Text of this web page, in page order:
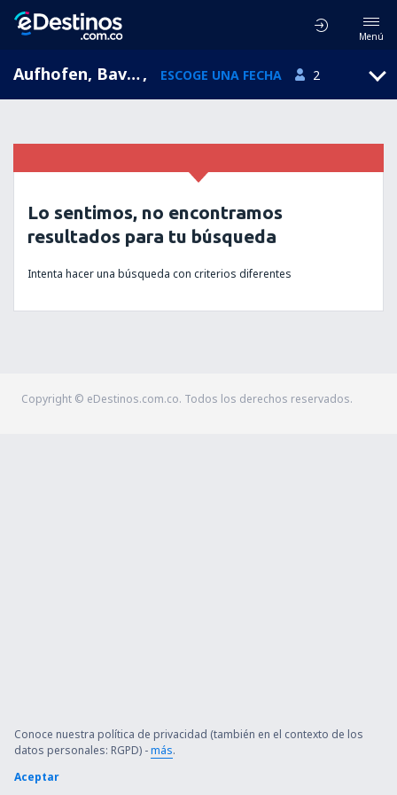
Menú
Aufhofen, Baviera, Alemania, ESCOGE UNA FECHA 2
Lo sentimos, no encontramos
resultados para tu búsqueda
Intenta hacer una búsqueda con criterios diferentes
Copyright © eDestinos.com.co. Todos los derechos reservados.
Conoce nuestra política de privacidad (también en el contexto de los
datos personales: RGPD) -más.
Aceptar